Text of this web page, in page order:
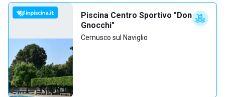
Piscina Centro Sportivo "Don
Gnocchi"
Cernusco sul Naviglio